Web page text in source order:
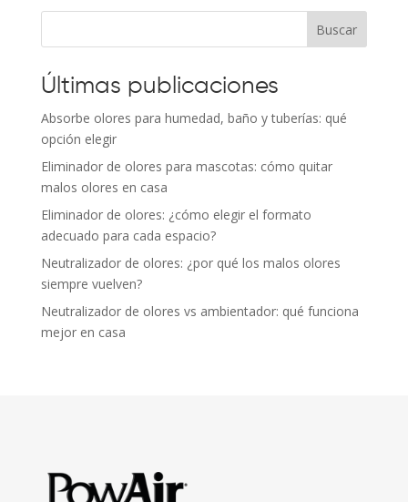
Buscar
Últimas publicaciones
Absorbe olores para humedad, baño y tuberías: qué
opción elegir
Eliminador de olores para mascotas: cómo quitar
malos olores en casa
Eliminador de olores: ¿cómo elegir el formato
adecuado para cada espacio?
Neutralizador de olores: ¿por qué los malos olores
siempre vuelven?
Neutralizador de olores vs ambientador: qué funciona
mejor en casa